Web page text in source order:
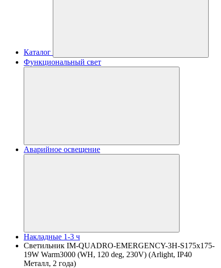
Каталог
Функциональный свет
Аварийное освещение
Накладные 1-3 ч
Светильник IM-QUADRO-EMERGENCY-3H-S175x175-
19W Warm3000 (WH, 120 deg, 230V) (Arlight, IP40
Металл, 2 года)